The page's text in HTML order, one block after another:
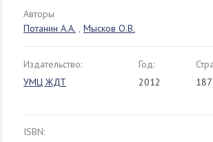
Авторы
Потанин А.А. , Мысков О.В.
Издательство:
УМЦ ЖДТ
Год:
2012
187
ISBN: